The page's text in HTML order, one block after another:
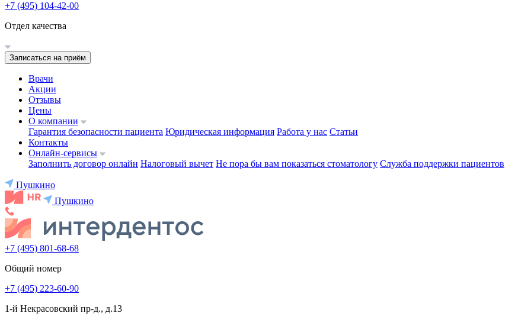
+7 (495) 104-42-00
Отдел качества
Записаться на приём
Врачи
Акции
Отзывы
Цены
О компании
Гарантия безопасности пациента Юридическая информация Работа у нас Статьи
Контакты
Онлайн-сервисы
Заполнить договор онлайн Налоговый вычет Не пора бы вам показаться стоматологу Служба поддержки пациентов
Пушкино
Пушкино
+7 (495) 801-68-68
Общий номер
+7 (495) 223-60-90
1-й Некрасовский пр-д., д.13